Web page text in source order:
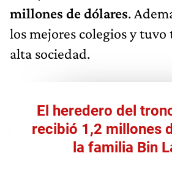
millones de dólares.
los mejores colegios y
alta sociedad.
El heredero del
recibió 1,2 millones
la familia Bin